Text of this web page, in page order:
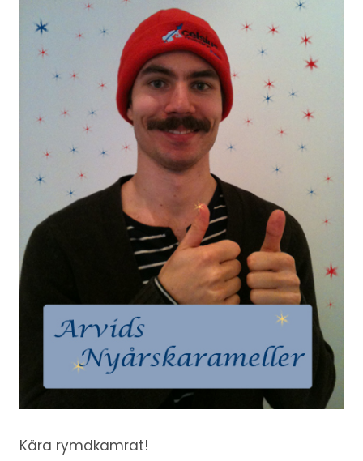
Kära rymdkamrat!